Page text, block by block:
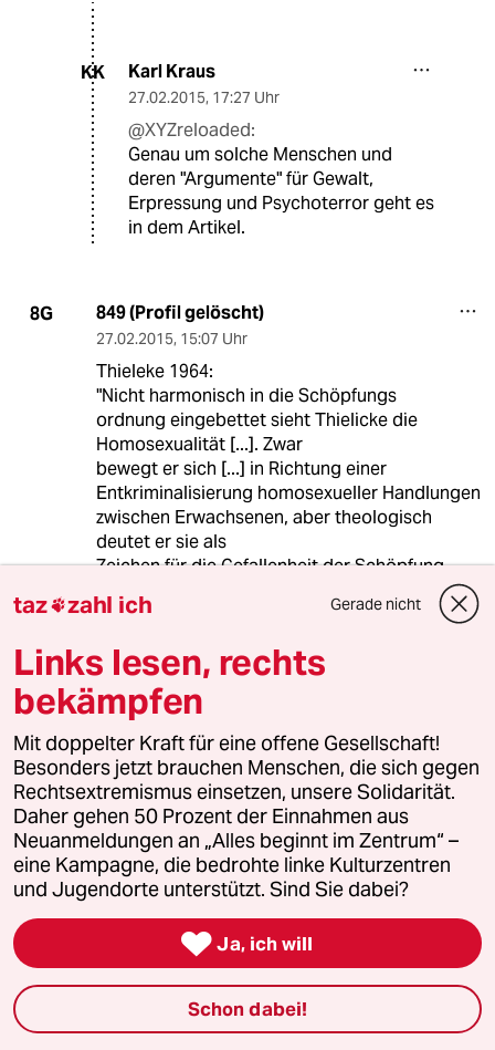
KK Karl Kraus
27.02.2015, 17:27 Uhr
@XYZreloaded:
Genau um solche Menschen und
deren "Argumente" für Gewalt,
Erpressung und Psychoterror geht es
in dem Artikel.
8G 849 (Profil gelöscht)
27.02.2015, 15:07 Uhr
Thieleke 1964:
"Nicht harmonisch in die Schöpfungs
ordnung eingebettet sieht Thielicke die
Homosexualität [...]. Zwar
bewegt er sich [...] in Richtung einer
Entkriminalisierung homosexueller Handlungen
zwischen Erwachsenen, aber theologisch
deutet er sie als
Zeichen für die Gefallenheit der Schöpfung.
Nicht abzulehnen sei der Homosexuelle als
Mensch; ihm und seinen Konflikten, Leiden,
Seelsorge voll und ganz zu widmen. Dabei
seien alle Chancen auf
„Heilung“ zu nutzen, wobei Thielicke
weniger von „Krankheit“ als von „Perversion“ im
Sinne von „Verkehrung“ sprechen
möchte. Vollkommen unverständlich findet er
[...] die Unterscheidung zwischen männlicher
und weiblicher Homosexualität. Die
Begründung, männliche Homosexualität
zersetze die Gesellschaft und sei kriminell, sei
Gleichgeschlechtlichkeit kriminalisiert werde
und sich damit dauernd im
Schattenreich der Heimlichkeiten, Heu
cheleien und Erpressbarkeiten bewege,
zersetze sie die Gesellschaft; die
taz zahl ich Gerade nicht
Links lesen, rechts
bekämpfen
Mit doppelter Kraft für eine offene Gesellschaft!
Besonders jetzt brauchen Menschen, die sich gegen
Rechtsextremismus einsetzen, unsere Solidarität.
Daher gehen 50 Prozent der Einnahmen aus
Neuanmeldungen an „Alles beginnt im Zentrum“ –
eine Kampagne, die bedrohte linke Kulturzentren
und Jugendorte unterstützt. Sind Sie dabei?
 Ja, ich will
Schon dabei!